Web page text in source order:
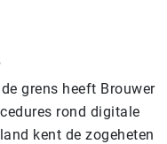
grens heeft Brouwer
rond digitale
kent de zogeheten